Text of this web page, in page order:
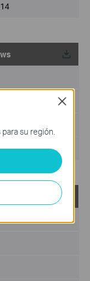
8.1/10
su región.
Close